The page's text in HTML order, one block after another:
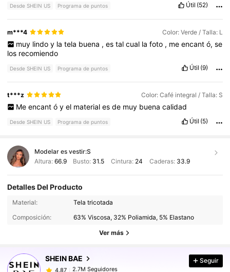
Desde SHEIN US Programa de puntos Útil (52)
m***4 Color: Verde / Talla: L
muy lindo y la tela buena , es tal cual la foto , me encant ó, se
los recomiendo
Desde SHEIN US Programa de puntos Útil (9)
t***z Color: Café integral / Talla: S
Me encant ó y el material es de muy buena calidad
Desde SHEIN US Programa de puntos Útil (5)
Modelar es vestir:S
Altura: 66.9 Busto: 31.5 Cintura: 24 Caderas: 33.9
Detalles Del Producto
Material:
Tela tricotada
Composición:
63% Viscosa, 32% Poliamida, 5% Elastano
Ver más
SHEIN BAE
2.7M Seguidores
2.7M Seguidores
4.87
2.7M Seguidores
Seguir